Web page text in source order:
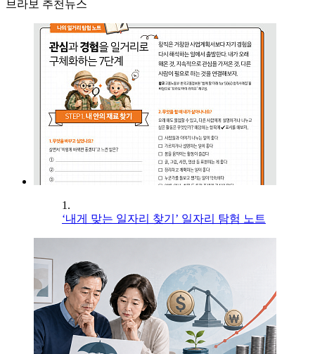
브라보 추천뉴스
1.
‘내게 맞는 일자리 찾기’ 일자리 탐험 노트